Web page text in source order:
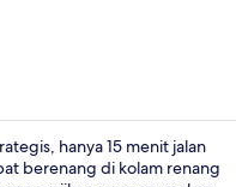
hanya 15 menit jalan
berenang di kolam renang